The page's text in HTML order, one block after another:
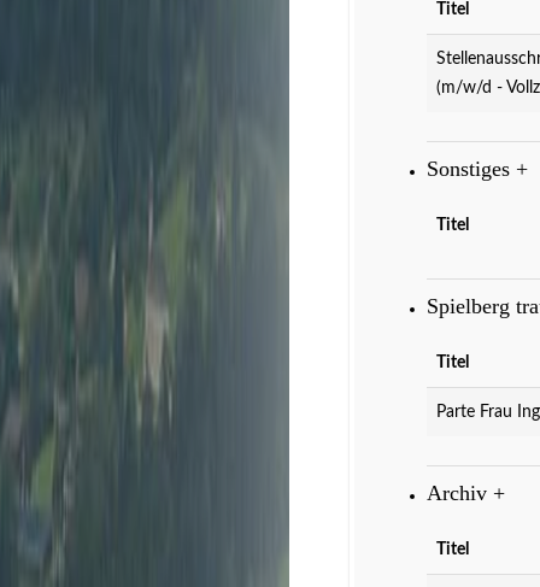
Titel
(m/w/d -
Sonstiges +
Titel
Spielberg
Titel
Parte Frau
Archiv +
Titel